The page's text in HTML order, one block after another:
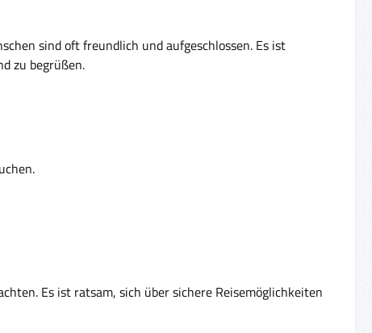
sind oft freundlich und aufgeschlossen. Es ist
zu begrüßen.
Es ist ratsam, sich über sichere Reisemöglichkeiten